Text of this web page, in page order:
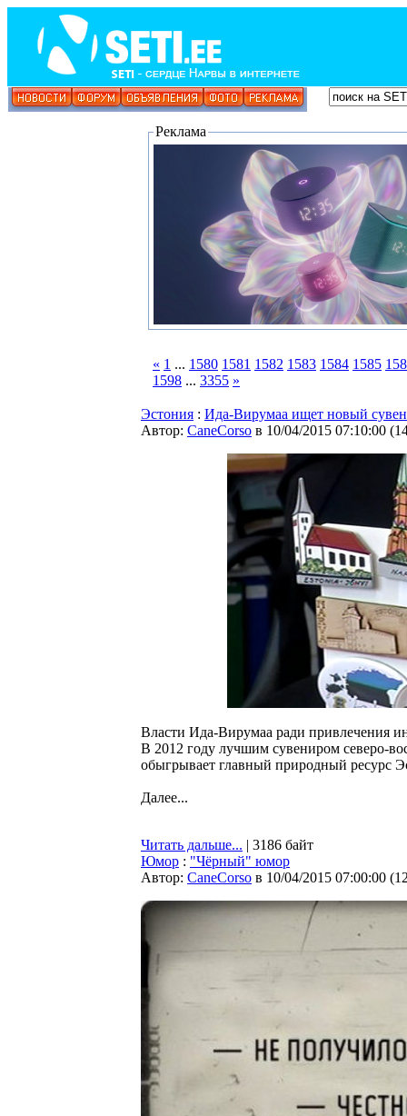
Реклама
« 1 ... 1580 1581 1582 1583 1584 1585
1598 ... 3355 »
Эстония : Ида-Вирумаа ищет новый
Автор: CaneCorso в 10/04/2015 07:10:00 (
Власти Ида-Вирумаа ради привлечения
В 2012 году лучшим сувениром северо-
обыгрывает главный природный ресурс
Далее...
Читать дальше... | 3186 байт
Юмор : "Чёрный" юмор
Автор: CaneCorso в 10/04/2015 07:00:00 (